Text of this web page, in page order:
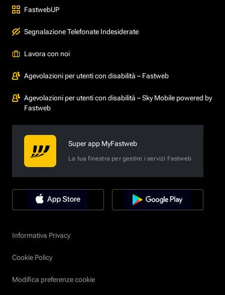
FastwebUP
Segnalazione Telefonate Indesiderate
Lavora con noi
Agevolazioni per utenti con disabilità – Fastweb
Agevolazioni per utenti con disabilità – Sky Mobile powered by
Fastweb
Super app MyFastweb
La tua finestra per gestire i servizi Fastweb
Informativa Privacy
Cookie Policy
Modifica preferenze cookie